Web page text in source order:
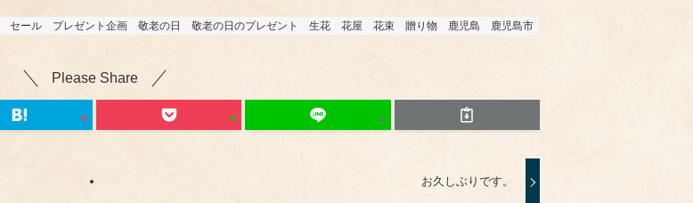
セール プレゼント企画 敬老の日 敬老の日のプレゼント 生花 花屋 花束 贈り物 鹿児島 鹿児島市
Please Share
お久しぶりです。